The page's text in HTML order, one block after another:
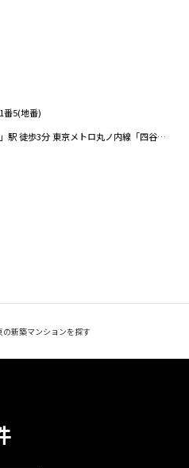
番5(地番)
駅 徒歩3分 東京メトロ丸ノ内線「四谷三
JR中央・総武線、東京メトロ南北線「四
の新築マンションを探す